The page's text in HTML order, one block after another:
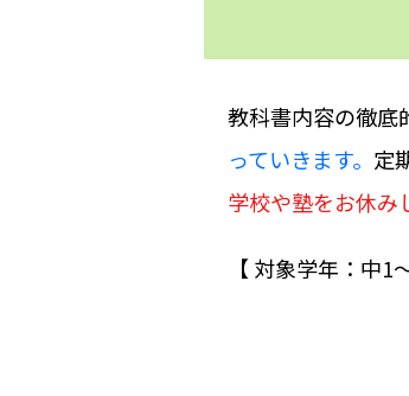
教科書内容の徹底
っていきます。 定
学校や塾をお休み
【 対象学年：中1